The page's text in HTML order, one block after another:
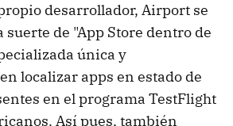
desarrollador, Airport se
de "App Store dentro de
única y
localizar apps en estado de
en el programa TestFlight
Así pues, también